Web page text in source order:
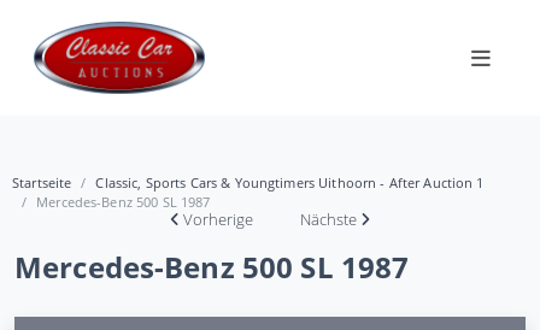
Startseite
Classic, Sports Cars & Youngtimers Uithoorn - After Auction 1
Mercedes-Benz 500 SL 1987
Vorherige Nächste
Mercedes-Benz 500 SL 1987